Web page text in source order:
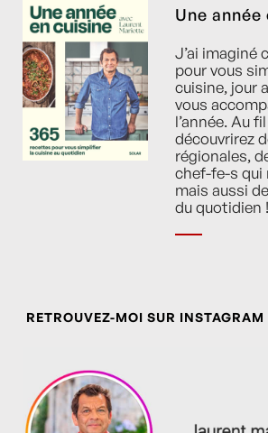
Une
J’ai imaginé
pour vous
cuisine, jour
vous
l’année. Au
découvrirez
régionales,
chef-fe-s qui
mais aussi
du quotidien !
RETROUVEZ-MOI SUR INSTAGRAM